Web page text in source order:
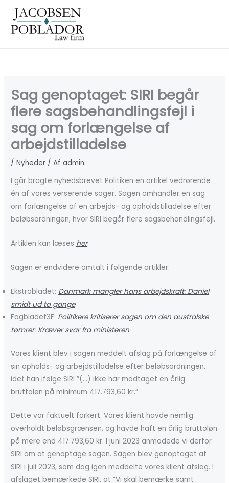
indholdet
Sag genoptaget: SIRI begår
flere sagsbehandlingsfejl i
sag om forlængelse af
arbejdstilladelse
/Nyheder / Afadmin
I går bragte nyhedsbrevet Politiken en artikel vedrørende
én af vores verserende sager. Sagen omhandler en sag
om forlængelse af en arbejds- og opholdstilladelse efter
beløbsordningen, hvor SIRI begår flere sagsbehandlingsfejl.
Artiklen kan læses her.
Sagen er endvidere omtalt i følgende artikler:
Ekstrabladet: Danmark mangler hans arbejdskraft: Daniel
smidt ud to gange
Fagbladet3F: Politikere kritiserer sagen om den australske
tømrer: Kræver svar fra ministeren
Vores klient blev i sagen meddelt afslag på forlængelse af
sin opholds- og arbejdstilladelse efter beløbsordningen,
idet han ifølge SIRI ”(…) ikke har modtaget en årlig
bruttoløn på minimum 417.793,60 kr.”
Dette var faktuelt forkert. Vores klient havde nemlig
overholdt beløbsgrænsen, og havde haft en årlig bruttoløn
på mere end 417.793,60 kr. I juni 2023 anmodede vi derfor
SIRI om at genoptage sagen. Sagen blev genoptaget af
SIRI i juli 2023, som dog igen meddelte vores klient afslag. I
afslaget bemærkede SIRI, at ”Vi skal bemærke samt